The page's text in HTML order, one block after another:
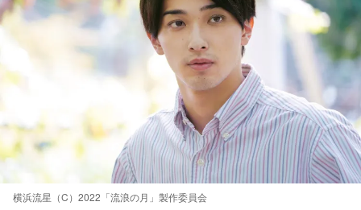
横浜流星（C）2022「流浪の月」製作委員会